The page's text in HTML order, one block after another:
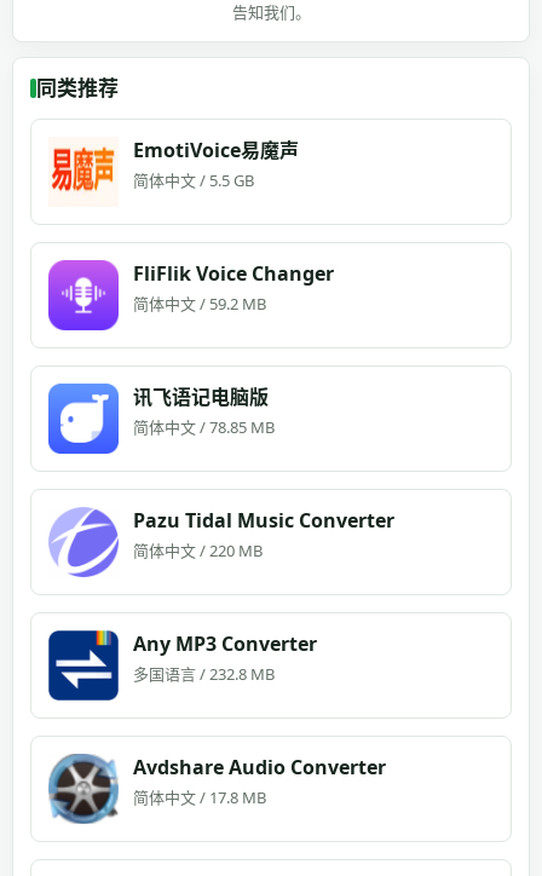
告知我们。
同类推荐
EmotiVoice易魔声
简体中文 / 5.5 GB
FliFlik Voice Changer
简体中文 / 59.2 MB
讯飞语记电脑版
简体中文 / 78.85 MB
Pazu Tidal Music Converter
简体中文 / 220 MB
Any MP3 Converter
多国语言 / 232.8 MB
Avdshare Audio Converter
简体中文 / 17.8 MB